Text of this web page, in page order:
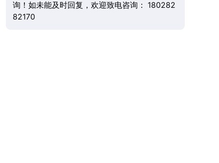
询！如未能及时回复，欢迎致电咨询： 180282
82170